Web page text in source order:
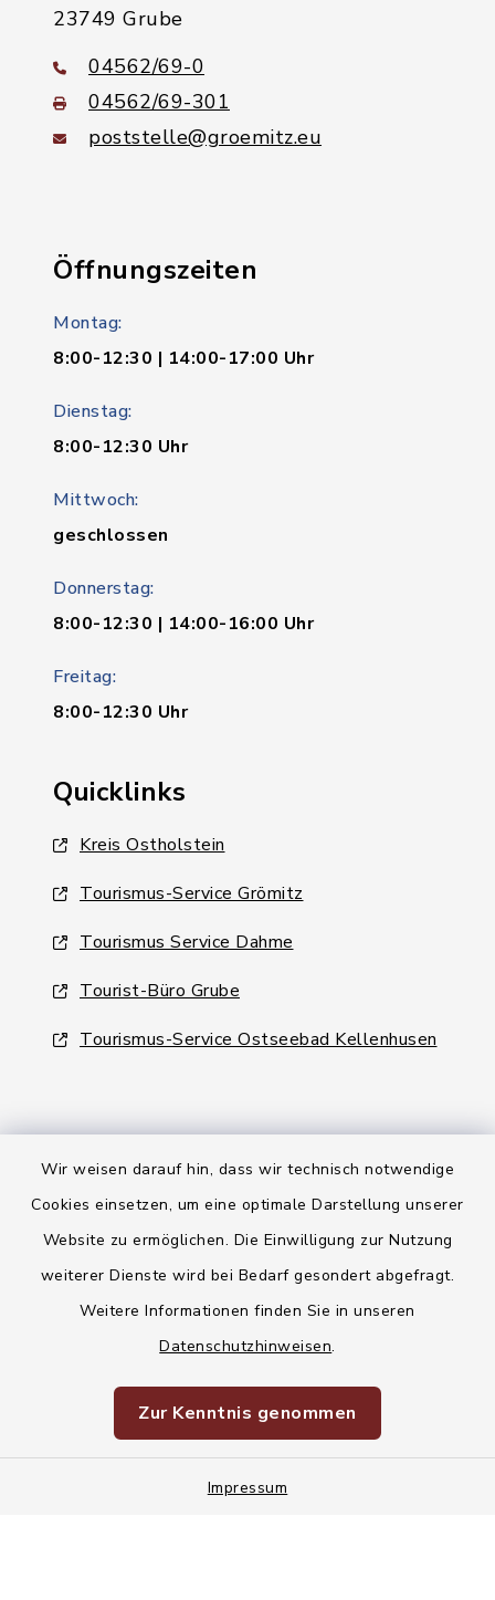
Wir weisen darauf hin, dass wir technisch notwendige
Cookies einsetzen, um eine optimale Darstellung unserer
Website zu ermöglichen. Die Einwilligung zur Nutzung
weiterer Dienste wird bei Bedarf gesondert abgefragt.
Weitere Informationen finden Sie in unseren
Datenschutzhinweisen.
Zur Kenntnis genommen
Impressum
23749 Grube
04562/69-0
04562/69-301
poststelle@groemitz.eu
Öffnungszeiten
Montag:
8:00-12:30 | 14:00-17:00 Uhr
Dienstag:
8:00-12:30 Uhr
Mittwoch:
geschlossen
Donnerstag:
8:00-12:30 | 14:00-16:00 Uhr
Freitag:
8:00-12:30 Uhr
Quicklinks
Kreis Ostholstein
Tourismus-Service Grömitz
Tourismus Service Dahme
Tourist-Büro Grube
Tourismus-Service Ostseebad Kellenhusen
Kontakt
Datenschutz
Impressum
Sitemap